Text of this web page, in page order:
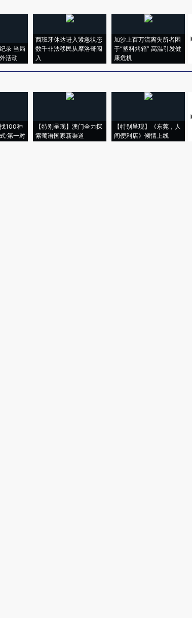
录 当局
活动
西班牙休达进入紧急状态
数千非法移民从摩洛哥闯
入
加沙上百万流离失所者困
于“塑料烤箱” 高温引发健
康危机
100种
·第一对
【特别呈现】澳门全力探
索葡语国家新渠道
【特别呈现】《东莞，人
间便利店》倾情上线